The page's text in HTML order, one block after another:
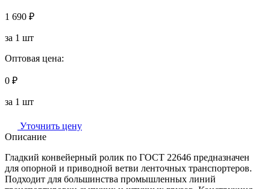
1 690 ₽
за 1 шт
Оптовая цена:
0 ₽
за 1 шт
Уточнить цену
Описание
Гладкий конвейерный ролик по ГОСТ 22646 предназначен
для опорной и приводной ветви ленточных транспортеров.
Подходит для большинства промышленных линий